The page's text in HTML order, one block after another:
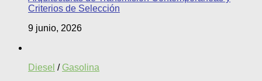
Criterios de Selección
9 junio, 2026
Diesel / Gasolina